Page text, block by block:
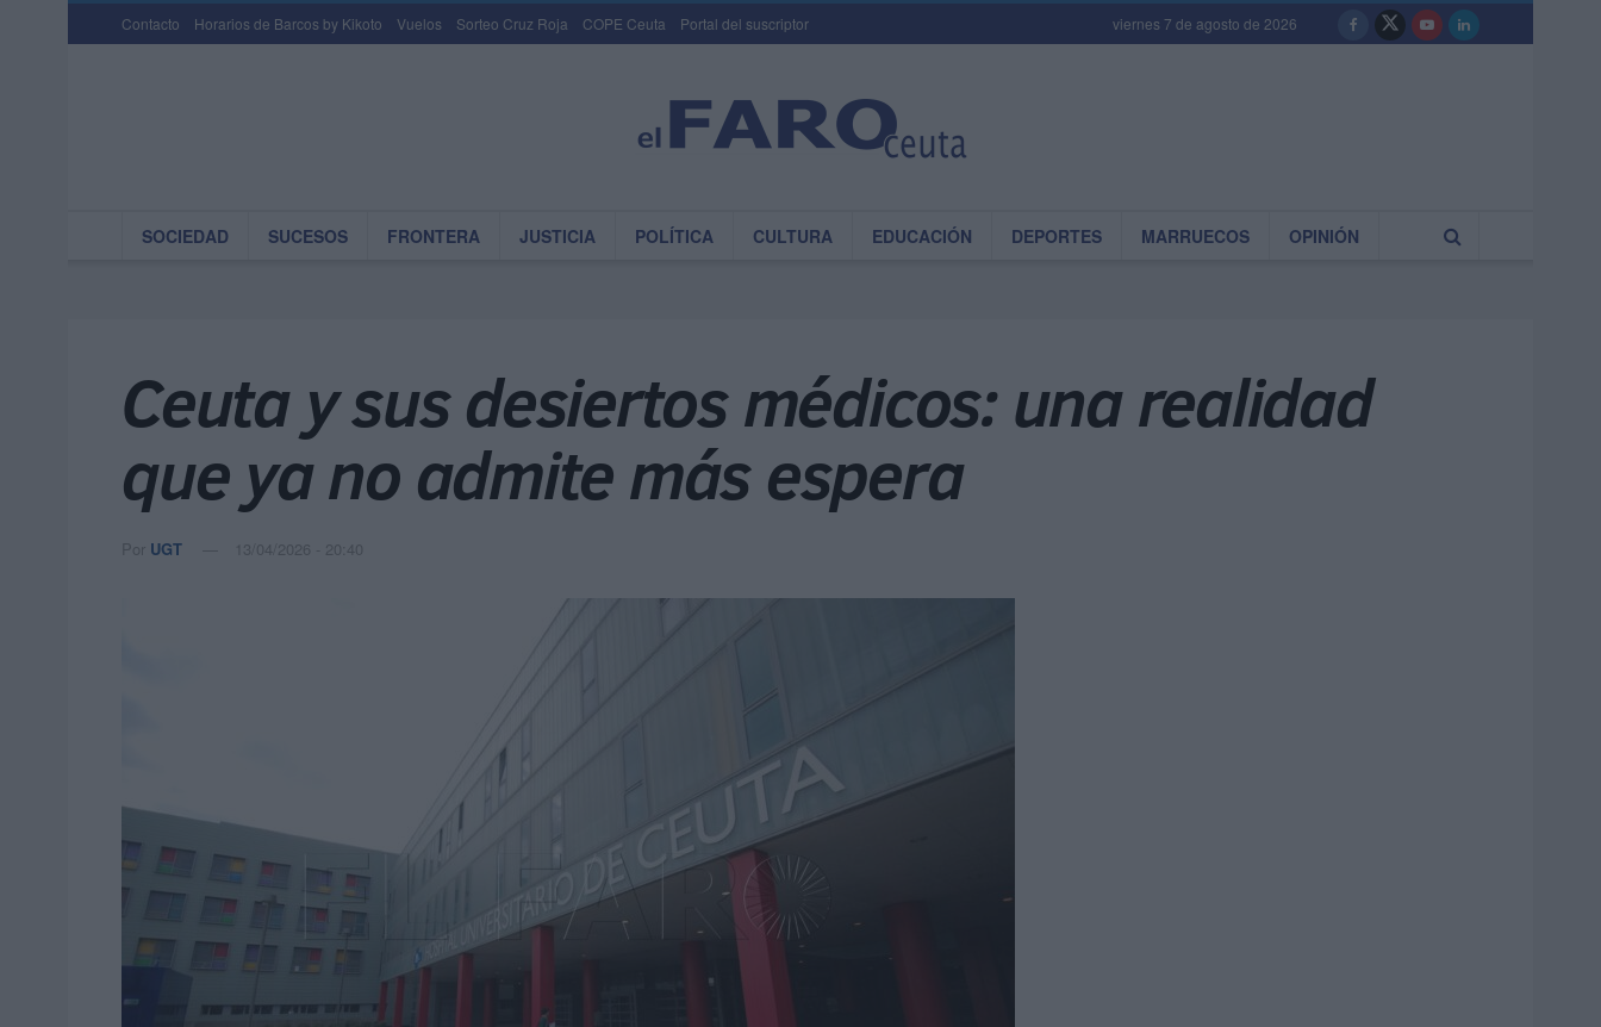
Contacto Horarios de Barcos by Kikoto Vuelos Sorteo Cruz Roja COPE Ceuta Portal del suscriptor viernes 7 de agosto de 2026
SOCIEDAD SUCESOS FRONTERA JUSTICIA POLÍTICA CULTURA EDUCACIÓN DEPORTES MARRUECOS OPINIÓN
Ceuta y sus desiertos médicos: una realidad
que ya no admite más espera
Por UGT 13/04/2026 - 20:40